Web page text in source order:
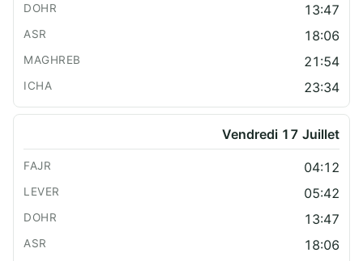
13:47
18:06
21:54
23:34
Vendredi 17 Juillet
04:12
05:42
13:47
18:06